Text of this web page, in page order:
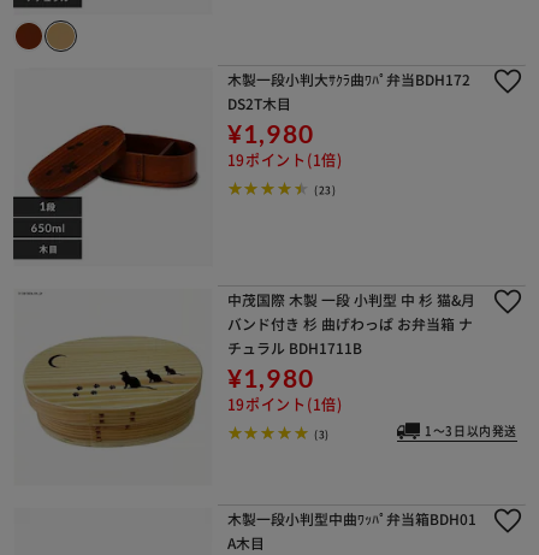
木製一段小判大ｻｸﾗ曲ﾜﾊﾟ弁当BDH172
DS2T木目
¥1,980
19ポイント(1倍)
(23)
中茂国際 木製 一段 小判型 中 杉 猫&月
バンド付き 杉 曲げわっぱ お弁当箱 ナ
チュラル BDH1711B
¥1,980
19ポイント(1倍)
(3) 1～3日以内発送
木製一段小判型中曲ﾜｯﾊﾟ弁当箱BDH01
A木目